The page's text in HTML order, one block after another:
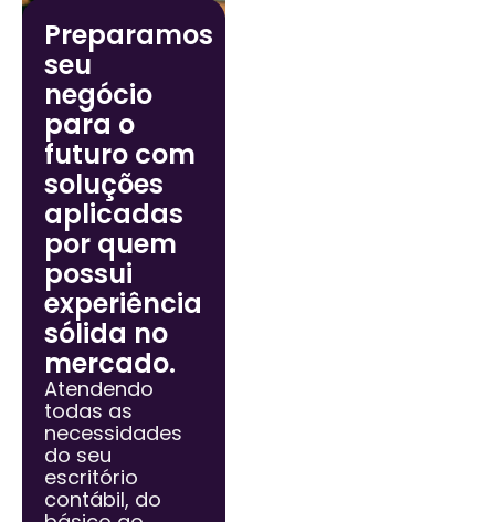
Preparamos
seu
negócio
para o
futuro com
soluções
aplicadas
por quem
possui
experiência
sólida no
mercado.
Atendendo
todas as
necessidades
do seu
escritório
contábil, do